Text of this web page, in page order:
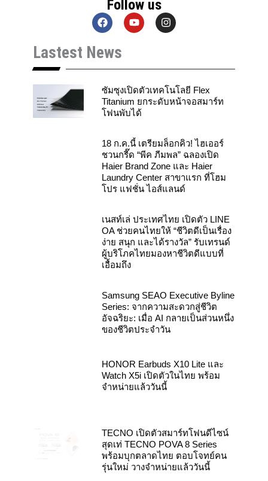
Follow us
F
a
e
b
o
k
Y
o
b
I
n
g
a
m
Lastest News
ซัมซุงเปิดตัวเทคโนโลยี Flex
Titanium ยกระดับหน้าจอสมาร์ท
โฟนพับได้
18 ก.ค.นี้ เตรียมล็อกคิว! ไฮเออร์
ชวนกรี๊ด “พีค ภีมพล” ฉลองเปิด
Haier Brand Zone และ Haier
Laundry Center สาขาแรก ที่โฮม
โปร แฟชั่น ไอส์แลนด์
เนสท์เล่ ประเทศไทย เปิดตัว LINE
OA ช่วยคนไทยให้ “ชีวิตดีเป็นเรื่อง
ง่าย สนุก และได้รางวัล” รับเทรนด์
ผู้บริโภคไทยมองหาชีวิตดีแบบที่
เอื้อมถึง
Samsung SEAO Executive Byline
Series: จากความสะดวกสู่ชีวิต
อัจฉริยะ: เมื่อ AI กลายเป็นส่วนหนึ่ง
ของชีวิตประจำวัน
HONOR Earbuds X10 Lite และ
Watch X5i เปิดตัวในไทย พร้อม
จำหน่ายแล้ววันนี้
TECNO เปิดตัวสมาร์ทโฟนดีไซน์
สุดเท่ TECNO POVA 8 Series
พร้อมบุกตลาดไทย ตอบโจทย์คน
รุ่นใหม่ วางจำหน่ายแล้ววันนี้